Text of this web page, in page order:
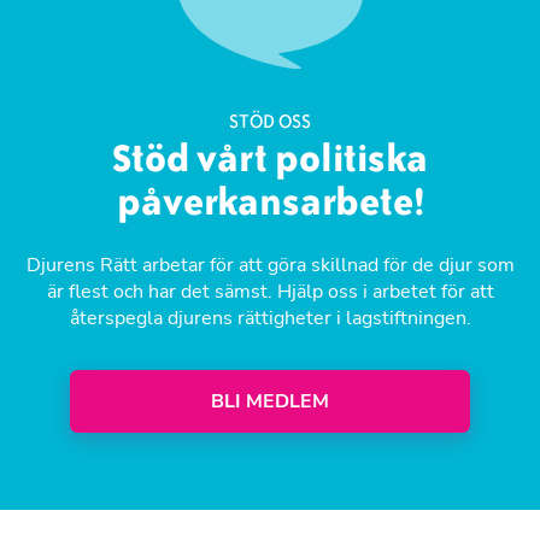
STÖD OSS
Stöd vårt politiska
påverkansarbete!
Djurens Rätt arbetar för att göra skillnad för de djur som
är flest och har det sämst. Hjälp oss i arbetet för att
återspegla djurens rättigheter i lagstiftningen.
BLI MEDLEM